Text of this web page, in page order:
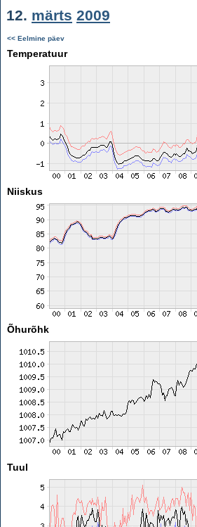
12. märts 2009
<< Eelmine päev
Temperatuur
Niiskus
Õhurõhk
Tuul